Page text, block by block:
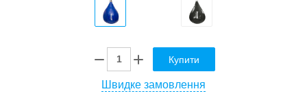
Купити
Швидке замовлення